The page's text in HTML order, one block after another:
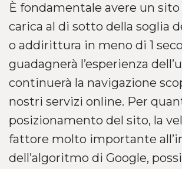
È fondamentale avere un
carica al di sotto della soglia
o addirittura in meno di 1
guadagnerà l’esperienza
continuerà la navigazione
nostri servizi online. Per
posizionamento del sito, la
fattore molto importante
dell’algoritmo di Google,